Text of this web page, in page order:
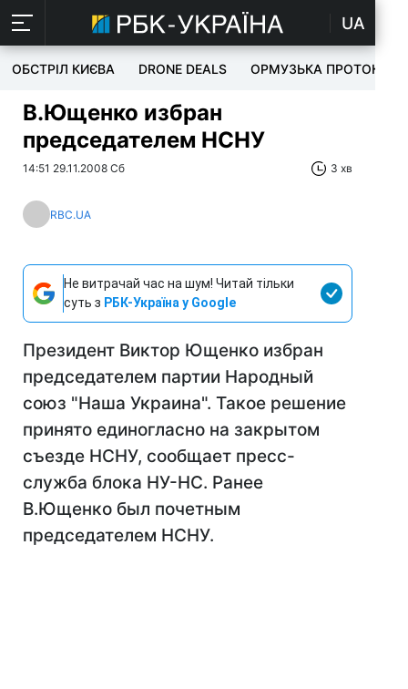
UA
ОБСТРІЛ КИЄВА DRONE DEALS ОРМУЗЬКА ПРОТОКА
В.Ющенко избран
председателем НСНУ
14:51 29.11.2008 Сб 3 хв
RBC.UA
Не витрачай час на шум! Читай тільки
суть з РБК-Україна у Google
Президент Виктор Ющенко избран
председателем партии Народный
союз "Наша Украина". Такое решение
принято единогласно на закрытом
съезде НСНУ, сообщает пресс-
служба блока НУ-НС. Ранее
В.Ющенко был почетным
председателем НСНУ.